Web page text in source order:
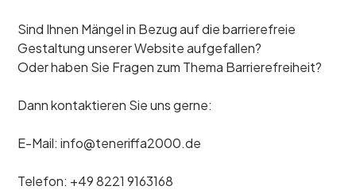
Sind Ihnen Mängel in Bezug auf die barrierefreie
Gestaltung unserer Website aufgefallen?
Oder haben Sie Fragen zum Thema Barrierefreiheit?
Dann kontaktieren Sie uns gerne:
E-Mail: info@teneriffa2000.de
Telefon: +49 8221 9163168